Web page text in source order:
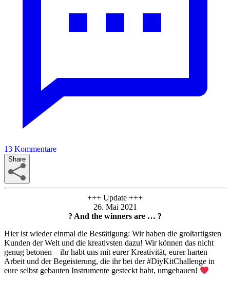
13 Kommentare
Share
+++ Update +++
26. Mai 2021
? And the winners are … ?
Hier ist wieder einmal die Bestätigung: Wir haben die großartigsten
Kunden der Welt und die kreativsten dazu! Wir können das nicht
genug betonen – ihr habt uns mit eurer Kreativität, eurer harten
Arbeit und der Begeisterung, die ihr bei der #DiyKitChallenge in
eure selbst gebauten Instrumente gesteckt habt, umgehauen!